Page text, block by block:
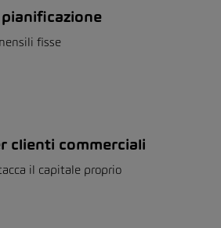
pianificazione
fisse
clienti commerciali
il capitale proprio